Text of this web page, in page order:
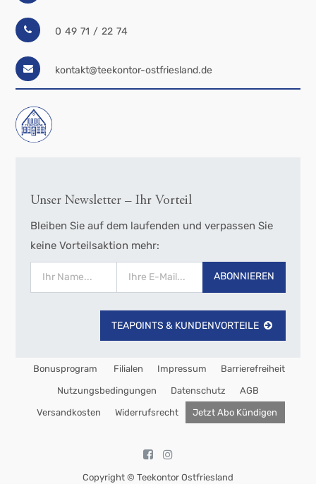
0 49 71 / 22 74
kontakt@teekontor-ostfriesland.de
Unser Newsletter – Ihr Vorteil
Bleiben Sie auf dem laufenden und verpassen Sie
keine Vorteilsaktion mehr:
ABONNIEREN
TEAPOINTS & KUNDENVORTEILE
Bonusprogram Filialen Impressum Barrierefreiheit
Nutzungsbedingungen Datenschutz AGB
Versandkosten Widerrufsrecht Jetzt Abo Kündigen
Copyright © Teekontor Ostfriesland